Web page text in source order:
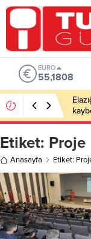
EURO
55,1808
Etiket: Proje
Anasayfa Etiket: